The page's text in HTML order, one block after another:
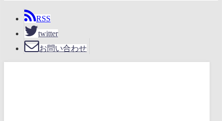
RSS
twitter
お問い合わせ